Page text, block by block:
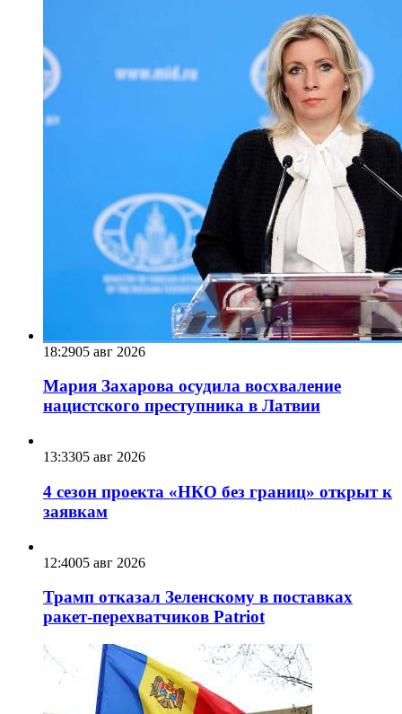
18:2905 авг 2026
Мария Захарова осудила восхваление
нацистского преступника в Латвии
13:3305 авг 2026
4 сезон проекта «НКО без границ» открыт к
заявкам
12:4005 авг 2026
Трамп отказал Зеленскому в поставках
ракет-перехватчиков Patriot